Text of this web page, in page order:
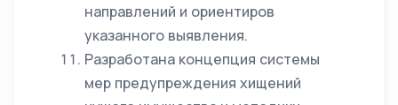
направлений и ориентиров
указанного выявления.
Разработана концепция системы
мер предупреждения хищений